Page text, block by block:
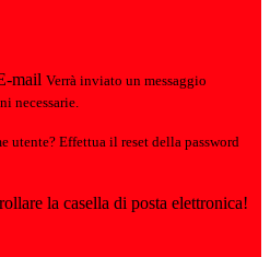
mail Verrà inviato un messaggio
necessarie.
utente? Effettua il reset della password
la casella di posta elettronica!